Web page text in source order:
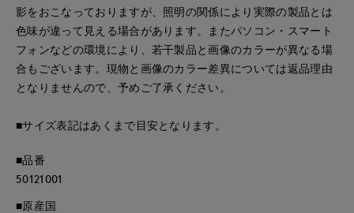
影をおこなっておりますが、照明の関係により実際の製品とは
色味が違って見える場合があります。またパソコン・スマート
フォンなどの環境により、若干製品と画像のカラーが異なる場
合もございます。現物と画像のカラー差異については返品理由
となりませんので、予めご了承ください。
■サイズ表記はあくまで目安となります。
■品番
50121001
■原産国